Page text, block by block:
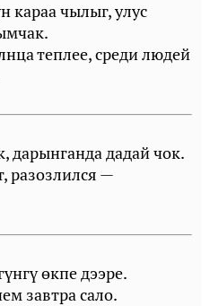
караа чылыг, улус
теплее, среди людей
дарынганда дадай чок.
разозлился —
өкпе дээре.
завтра сало.